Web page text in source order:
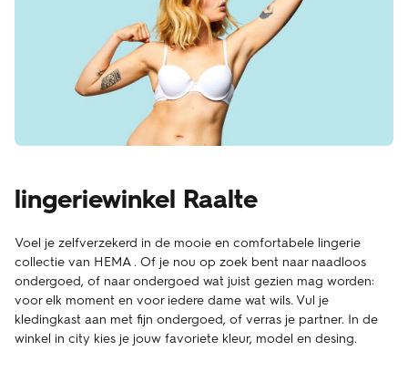
lingeriewinkel Raalte
Voel je zelfverzekerd in de mooie en comfortabele lingerie
collectie van HEMA . Of je nou op zoek bent naar naadloos
ondergoed, of naar ondergoed wat juist gezien mag worden:
voor elk moment en voor iedere dame wat wils. Vul je
kledingkast aan met fijn ondergoed, of verras je partner. In de
winkel in city kies je jouw favoriete kleur, model en desing.